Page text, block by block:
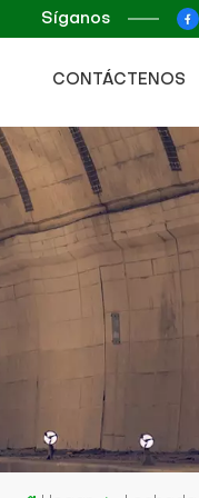
Síganos
CONTÁCTENOS